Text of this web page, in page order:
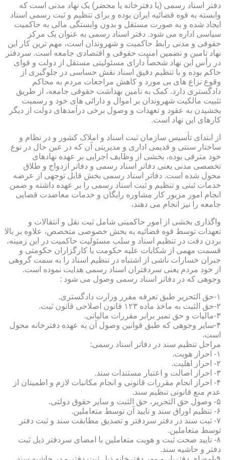
دفتر اسناد رسمی (یا دفترخانه یا محضر) یک نهاد مدنی است که
وابسته به قوه قضائیه ایران بوده و برای تنظیم و ثبت رسمی اسناد
ایجاد شده و به صورت مستقل و بدون وابستگی مالی به حاکمیت
سیاسی اداره می شود. دفتر اسناد رسمی به عنوان یک مرکز
حقوقی و مدنی رابط حاکمیت و شهروندان است، مهم ترین کار این
نهاد تامین و تضمین امنیت حقوقی و اقتصادی جامعه است. سردفتر
در رأس این نهاد شخصاً دارای مسئولیتی مستقل از دولت و قوای
حاکم بوده و با تنظیم دقیق اسناد نقش حساسی در جلوگیری از
وقوع نزاع های بی مورد و کاهش مراجعات مردم به محاکم
دادگستری دارد. کمک به تامین بهداشت حقوقی جامعه، از طریق
تثبیت مالکیت شهروندان بر اموال و دارائی های خود و رسمیت
بخشیدن به عقود و تعهدات و وصول برخی درآمدهای دولت از دیگر
کارهای این نهاد است.
از ابتدای تأسیس سازمان ثبت اسناد و املاک کشور و در نظام و
ساختار سنتی و قدیمی اداری و مدیریتی آن که در عین حال در نوع
خود مترقی بوده، بخشی از وظایف اجرایی بر عهده نهادهای
تخصصی مدنی یعنی دفاتر اسناد رسمی و دفاتر ازدواج و طلاق
محول شده است. دفاتر اسناد رسمی بخش قابل توجهی از عرضه
خدمات ثبتی و تنظیم و ثبت اسناد رسمی را بر عهده داشته و ضمن
انجام امور مزبور کار مشاوره رایگان و خدمات معاضدت قضایی
جامعه را نیز انجام می دهند،
واگذاری بخشی از امور حاکمیتی شامل ثبت نقل و انتقالات و
تعهدات توسط قوه قضائیه به بخش خصوصی متخصص، علاوه بر بالا
بردن دقت در تنظیم اسناد و سلب مسئولیت حاکمیت در این زمینه،
قسمت مهمی از شکایات علیه حکومت یا کارگزاران حکومتی و
جبران خسارات ناشی از اشتباه در تنظیم اسناد را به سمت گروهی
از خود مردم یعنی سردفتران اسناد رسمی هدایت نموده است.
وجوهی که در دفاتر اسناد رسمی وصول می شود :
۱-حق التحریر طبق تعرفه مقرر وزارت دادگستری.
۲-حق الثبت به ماخذ ماده ۱۲۳ قانون اصلاحی قانون ثبت.
۳-مالیات و حق تمبر برابر مقررات مالیاتی.
۴-سایر وجوهی که طبق قوانین وصول آن به عهده دفترخانه محول
است.
مراحل تنظیم سند در دفاتر اسناد رسمی:
۱- احراز هویت.
۲- احراز اهلیت.
۳- احراز اصالت و اعتبار مستندات سند.
۴- احراز انجام مقررات قانونی و انجام مکاتبات لازم و اطمینان از
عدم منع قانونی تنظیم سند.
۵- وصول حق التحریر، حق الثبت و سایر حقوق دولتی.
۶- تنظیم اوراق سند و تایید آن توسط متعاملین.
۷- ثبت سند در دفتر سردفتر و تصدیق مطابقت سند و ثبت دفتر
توسط متعاملین.
۸- تایید صحت ثبت و هویت متعاملین با امضای سردفتر ذیل ثبت
دفتر و حاشیه سند.